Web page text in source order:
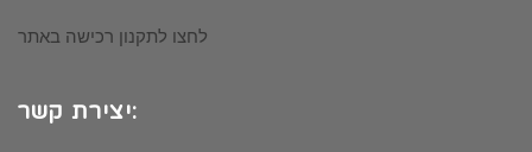
לחצו לתקנון רכישה באתר
יצירת קשר: